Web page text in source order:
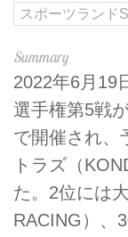
スポーツランド
2022年6月19
選手権第5戦
で開催され、
トラズ（
た。2位には
RACING）、